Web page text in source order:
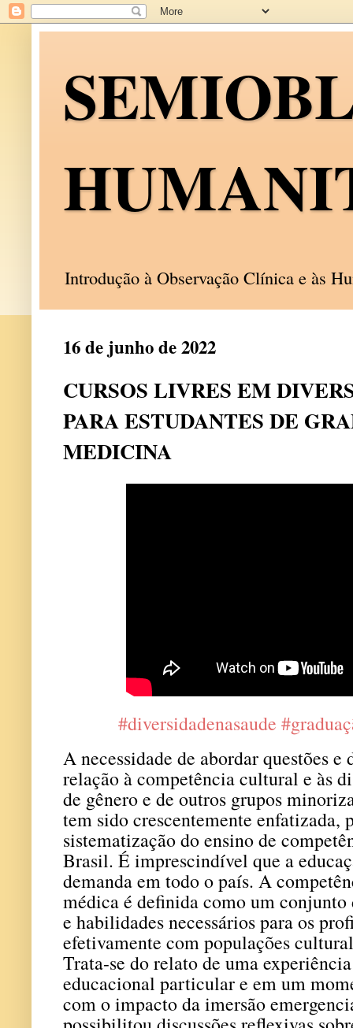
Introdução à Observação Clínica e às
16 de junho de 2022
CURSOS LIVRES EM
PARA ESTUDANTES DE
MEDICINA
#diversidadenasaude
A necessidade de abordar questões e
relação à competência cultural e às
de gênero e de outros grupos
tem sido crescentemente enfatizada,
sistematização do ensino de
Brasil. É imprescindível que a
demanda em todo o país. A
médica é definida como um
e habilidades necessários para os
efetivamente com populações
Trata-se do relato de uma
educacional particular e em um
com o impacto da imersão